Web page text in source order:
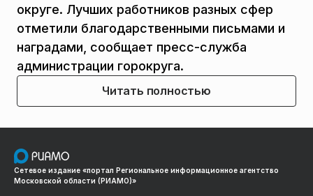
округе. Лучших работников разных сфер
отметили благодарственными письмами и
наградами, сообщает пресс-служба
администрации горокруга.
Читать полностью
Сетевое издание «портал Региональное информационное агентство
Московской области (РИАМО)»